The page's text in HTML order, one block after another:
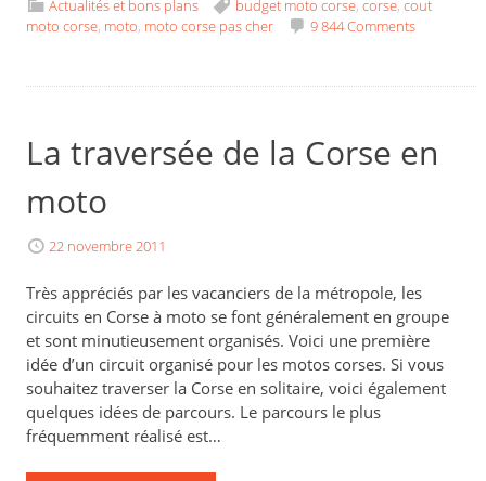
Actualités et bons plans budget moto corse,corse,cout
moto corse, moto, moto corse pas cher 9 844 Comments
La traversée de la Corse en
moto
22 novembre 2011
Très appréciés par les vacanciers de la métropole, les
circuits en Corse à moto se font généralement en groupe
et sont minutieusement organisés. Voici une première
idée d’un circuit organisé pour les motos corses. Si vous
souhaitez traverser la Corse en solitaire, voici également
quelques idées de parcours. Le parcours le plus
fréquemment réalisé est…